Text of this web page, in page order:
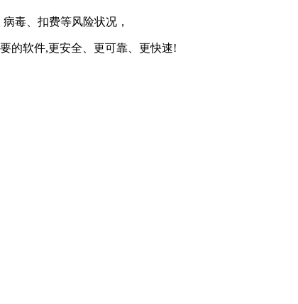
毒、扣费等风险状况，
的软件,更安全、更可靠、更快速!